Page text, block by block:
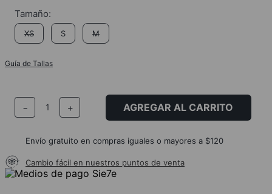
XS S M
Guía de Tallas
＋
－ AGREGAR AL CARRITO
Envío gratuito en compras iguales o mayores a $120
Cambio fácil en nuestros puntos de venta